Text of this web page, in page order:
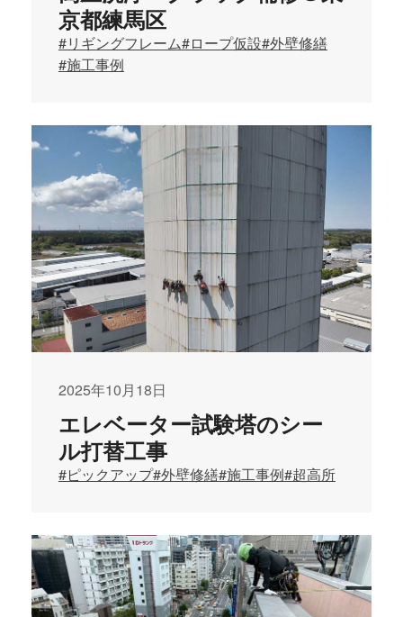
京都練馬区
#リギングフレーム#ロープ仮設#外壁修繕
#施工事例
2025年10月18日
エレベーター試験塔のシー
ル打替工事
#ピックアップ#外壁修繕#施工事例#超高所